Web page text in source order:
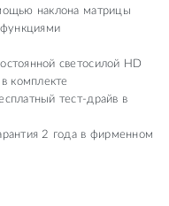
наклона матрицы
светосилой HD
комплекте
тест-драйв в
2 года в фирменном